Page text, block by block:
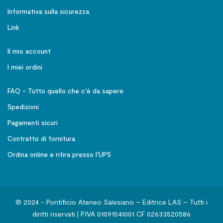
Informativa sulla sicurezza
Link
Il mio account
I miei ordini
FAQ - Tutto quello che c'è da sapere
Spedizioni
Pagamenti sicuri
Contratto di fornitura
Ordina online e ritira presso l'UPS
© 2024 - Pontificio Ateneo Salesiano – Editrice LAS – Tutti i
diritti riservati | P.IVA 01091541001 CF 02633520586